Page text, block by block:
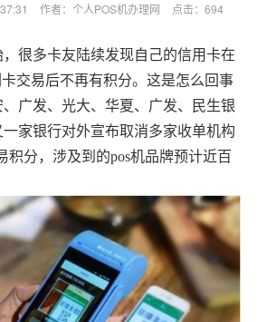
作者：个人POS机办理网 点击： 694
，很多卡友陆续发现自己的信用卡在
卡交易后不再有积分。这是怎么回事
广发、光大、华夏、广发、民生银
家银行对外宣布取消多家收单机构
积分，涉及到的pos机品牌预计近百